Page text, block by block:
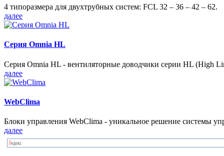
4 типоразмера для двухтрубных систем: FCL 32 – 36 – 42 – 62.
далее
Серия Omnia HL
Серия Omnia HL - вентиляторные доводчики серии HL (High
далее
WebClima
Блоки упрaвлeния WebClima - уникальное решение системы
далее